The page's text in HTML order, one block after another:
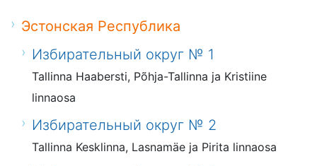
Эстонская Республика
Избирательный округ № 1
Tallinna Haabersti, Põhja-Tallinna ja Kristiine
linnaosa
Избирательный округ № 2
Tallinna Kesklinna, Lasnamäe ja Pirita linnaosa